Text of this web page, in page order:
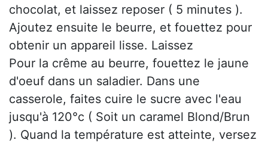
chocolat, et laissez reposer ( 5 minutes ).
Ajoutez ensuite le beurre, et fouettez pour
obtenir un appareil lisse. Laissez
Pour la crême au beurre, fouettez le jaune
d'oeuf dans un saladier. Dans une
casserole, faites cuire le sucre avec l'eau
jusqu'à 120°c ( Soit un caramel Blond/Brun
). Quand la température est atteinte, versez